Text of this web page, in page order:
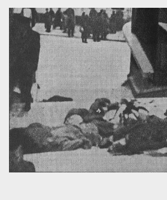
SPOMENICI
BORBENA BIBLIOTEKA
NAŠE PJESME